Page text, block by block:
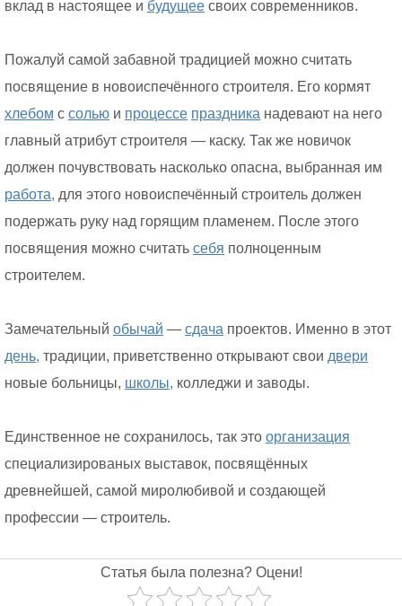
вклад в настоящее и будущее своих современников.
Пожалуй самой забавной традицией можно считать
посвящение в новоиспечённого строителя. Его кормят
хлебом с солью и процессе праздника надевают на него
главный атрибут строителя — каску. Так же новичок
должен почувствовать насколько опасна, выбранная им
работа, для этого новоиспечённый строитель должен
подержать руку над горящим пламенем. После этого
посвящения можно считать себя полноценным
строителем.
Замечательный обычай — сдача проектов. Именно в этот
день, традиции, приветственно открывают свои двери
новые больницы, школы, колледжи и заводы.
Единственное не сохранилось, так это организация
специализированых выставок, посвящённых
древнейшей, самой миролюбивой и создающей
профессии — строитель.
Статья была полезна? Оцени!